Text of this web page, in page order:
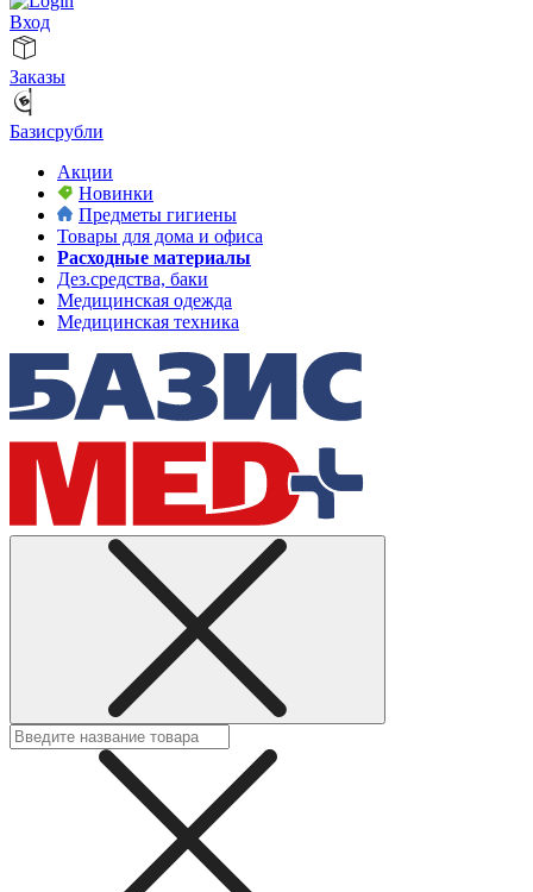
Вход
Заказы
Базисрубли
Акции
Новинки
Предметы гигиены
Товары для дома и офиса
Расходные материалы
Дез.средства, баки
Медицинская одежда
Медицинская техника